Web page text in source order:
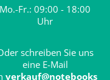
Mo.-Fr.: 09:00 - 18:00
Uhr
schreiben Sie uns
eine E-Mail
verkauf@notebooks